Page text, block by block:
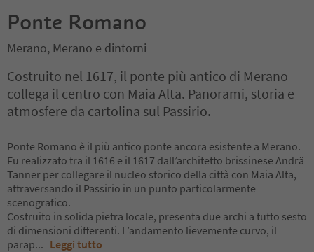
Ponte Romano
Merano, Merano e dintorni
Costruito nel 1617, il ponte più antico di Merano
collega il centro con Maia Alta. Panorami, storia e
atmosfere da cartolina sul Passirio.
Ponte Romano è il più antico ponte ancora esistente a Merano.
Fu realizzato tra il 1616 e il 1617 dall’architetto brissinese Andrä
Tanner per collegare il nucleo storico della città con Maia Alta,
attraversando il Passirio in un punto particolarmente
scenografico.
Costruito in solida pietra locale, presenta due archi a tutto sesto
di dimensioni differenti. L’andamento lievemente curvo, il
parap... Leggi tutto